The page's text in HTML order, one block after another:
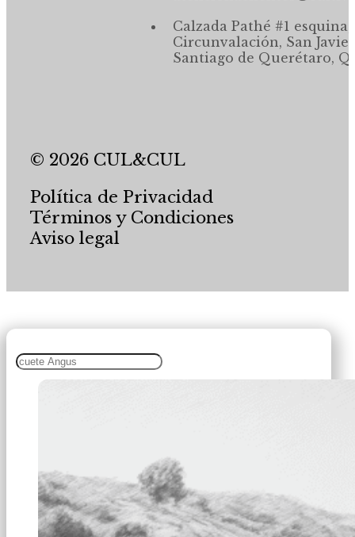
Calzada Pathé #1 esquina,
Circunvalación, San
Santiago de Querétaro,
© 2026 CUL&CUL
Política de Privacidad
Términos y Condiciones
Aviso legal